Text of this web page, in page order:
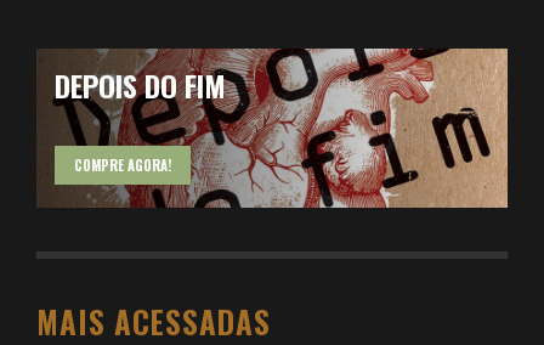
DEPOIS DO FIM
COMPRE AGORA!
MAIS ACESSADAS